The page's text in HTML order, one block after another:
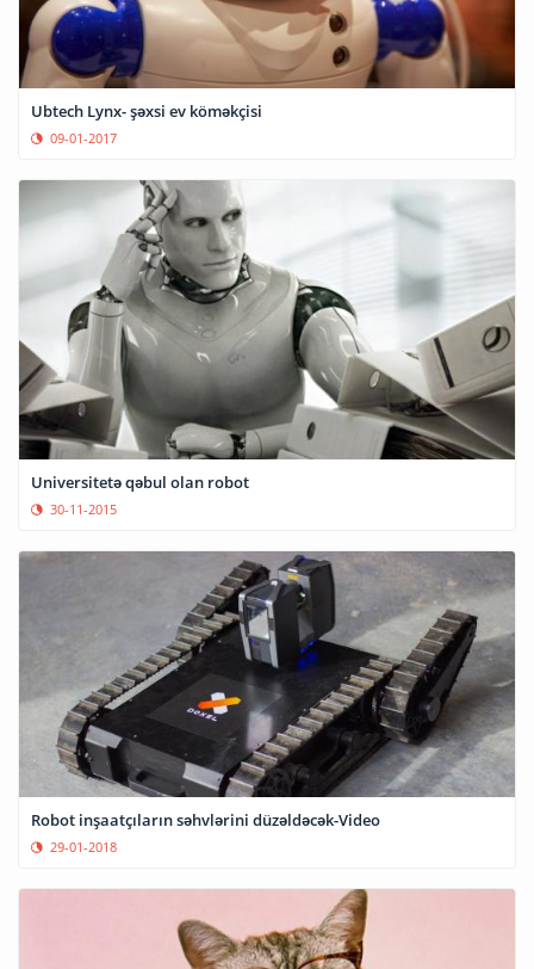
Ubtech Lynx- şəxsi ev köməkçisi
09-01-2017
Universitetə qəbul olan robot
30-11-2015
Robot inşaatçıların səhvlərini düzəldəcək-Video
29-01-2018